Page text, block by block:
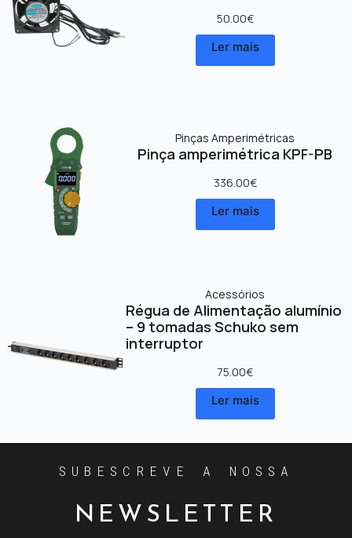
50.00€
Ler mais
Pinças Amperimétricas
Pinça amperimétrica KPF-PB
336.00€
Ler mais
Acessórios
Régua de Alimentação alumínio
– 9 tomadas Schuko sem
interruptor
75.00€
Ler mais
SUBESCREVE A NOSSA
NEWSLETTER